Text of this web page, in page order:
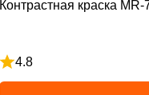
Контрастная краска MR-
4.8
Рейтинг 4.8 из 5